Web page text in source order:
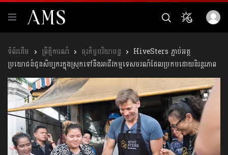
ព្រឹត្តិការណ៍ ធុរកិច្ចបរិយាបន្ន
HiveSters ភ្ជាប់អត្ថ
ប្រយោជន៍ជូនសិប្បករក្នុងស្រុកទៅនឹងអាជីវកម្មទេសចរណ៍ដែលប្រកបដោយនិរន្តរភាព